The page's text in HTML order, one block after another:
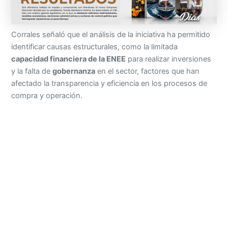
Corrales señaló que el análisis de la iniciativa ha permitido
identificar causas estructurales, como la limitada
capacidad financiera de la ENEE para realizar inversiones
y la falta degobernanza en el sector, factores que han
afectado la transparencia y eficiencia en los procesos de
compra y operación.